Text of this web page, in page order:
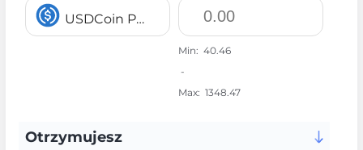
USDCoin POLYGON USDC
Min: 40.46
-
Max: 1348.47
Otrzymujesz